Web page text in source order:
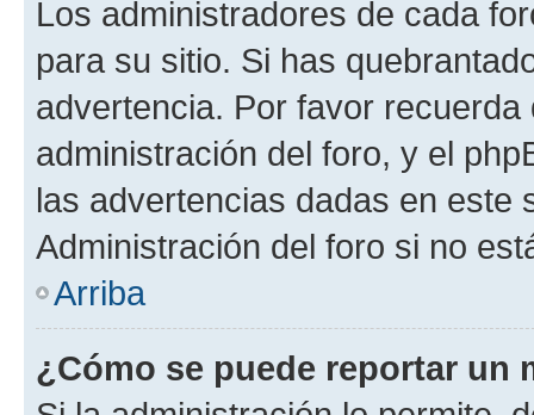
Los administradores de cada
para su sitio. Si has
advertencia. Por favor
administración del foro, y el
las advertencias dadas en este
Administración del foro si no
Arriba
¿Cómo se puede reportar un